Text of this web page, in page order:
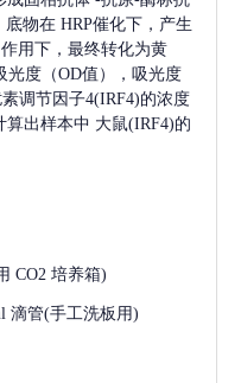
物在 HRP催化下，产生
用下，最终转化为黄
光度（OD值），吸光度
调节因子4(IRF4)的浓度
算出样本中 大鼠(IRF4)的
CO2 培养箱)
滴管(手工洗板用)